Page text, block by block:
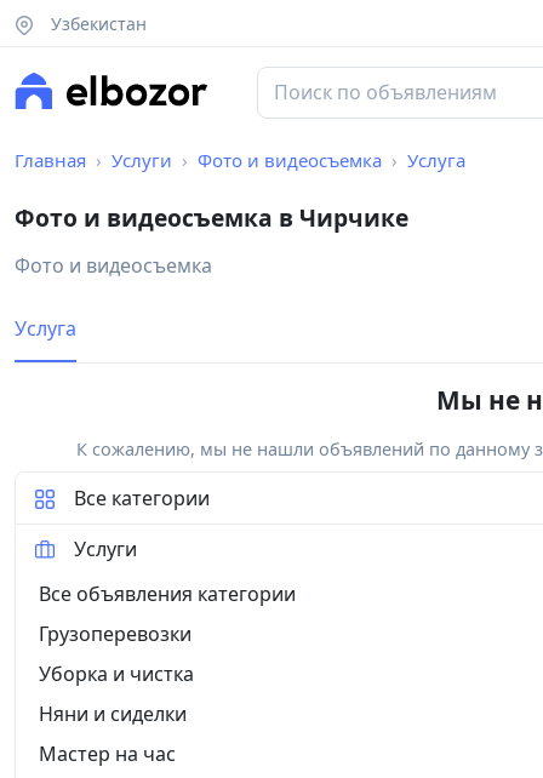
Узбекистан
Главная Услуги Фото и видеосъемка Услуга
Фото и видеосъемка в Чирчике
Фото и видеосъемка
Услуга
Мы не
К сожалению, мы не нашли объявлений по данному
Все категории
Услуги
Все объявления категории
Грузоперевозки
Уборка и чистка
Няни и сиделки
Мастер на час